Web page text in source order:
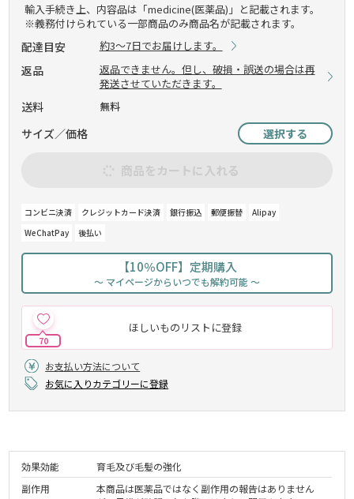
輸入手続き上、内容品は「medicine(医薬品)」と記載されます。
※義務付けられている一部商品のみ商品名が記載されます。
配達目安 約3～7日でお届けします。
返品
返品できません。但し、破損・誤送の場合は再
発送させていただきます。
送料 無料
サイズ／価格 選択する
商品をカートに入れる
コンビニ決済 クレジットカード決済 銀行振込 郵便振替
Alipay
WeChatPay
後払い
【10％OFF】定期購入
～ マイページからいつでも解約可能 ～
ほしいものリストに登録
70
お支払い方法について
お気に入りカテゴリーに登録
効果効能
育毛及び毛髪の強化
副作用
本商品は医薬品ではなく副作用の報告はありません